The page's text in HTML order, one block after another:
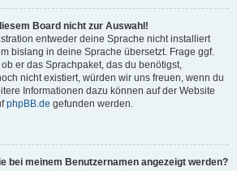
Board nicht zur Auswahl!
entweder deine Sprache nicht installiert
bislang in deine Sprache übersetzt. Frage ggf.
er das Sprachpaket, das du benötigst,
nicht existiert, würden wir uns freuen, wenn du
Informationen dazu können auf der Website
phpBB.de gefunden werden.
bei meinem Benutzernamen angezeigt werden?